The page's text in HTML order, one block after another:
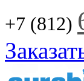
+7 (812)